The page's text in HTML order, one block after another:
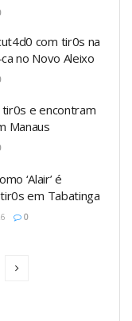
com tir0s na
no Novo Aleixo
e encontram
Manaus
‘Alair’ é
em Tabatinga
0